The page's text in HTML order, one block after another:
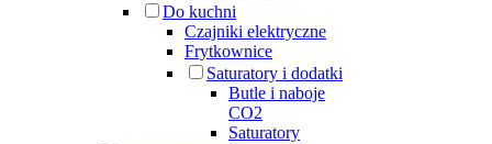
Do kuchni
Czajniki elektryczne
Frytkownice
Saturatory i dodatki
Butle i naboje
CO2
Saturatory